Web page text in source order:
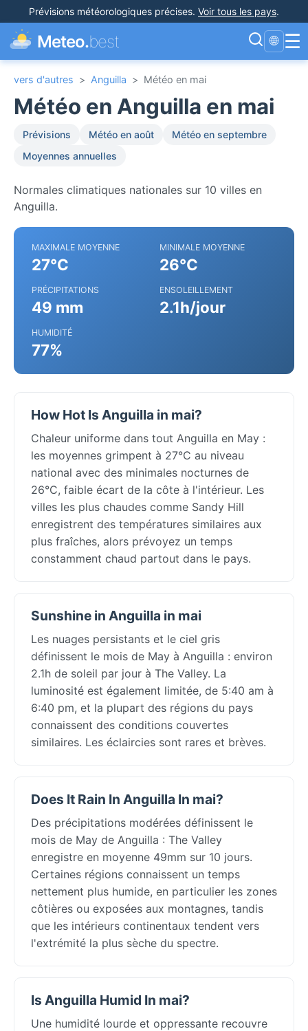
Prévisions météorologiques précises. Voir tous les pays.
Meteo.best 🌐 ☰
vers d'autres > Anguilla > Météo en mai
Météo en Anguilla en mai
Prévisions Météo en août
Météo en septembre
Moyennes annuelles
Normales climatiques nationales sur 10 villes en
Anguilla.
MAXIMALE MOYENNE
27°C
MINIMALE MOYENNE
26°C
PRÉCIPITATIONS
49 mm
ENSOLEILLEMENT
2.1h/jour
HUMIDITÉ
77%
How Hot Is Anguilla in mai?
Chaleur uniforme dans tout Anguilla en May :
les moyennes grimpent à 27°C au niveau
national avec des minimales nocturnes de
26°C, faible écart de la côte à l'intérieur. Les
villes les plus chaudes comme Sandy Hill
enregistrent des températures similaires aux
plus fraîches, alors prévoyez un temps
constamment chaud partout dans le pays.
Sunshine in Anguilla in mai
Les nuages persistants et le ciel gris
définissent le mois de May à Anguilla : environ
2.1h de soleil par jour à The Valley. La
luminosité est également limitée, de 5:40 am à
6:40 pm, et la plupart des régions du pays
connaissent des conditions couvertes
similaires. Les éclaircies sont rares et brèves.
Does It Rain In Anguilla In mai?
Des précipitations modérées définissent le
mois de May de Anguilla : The Valley
enregistre en moyenne 49mm sur 10 jours.
Certaines régions connaissent un temps
nettement plus humide, en particulier les zones
côtières ou exposées aux montagnes, tandis
que les intérieurs continentaux tendent vers
l'extrémité la plus sèche du spectre.
Is Anguilla Humid In mai?
Une humidité lourde et oppressante recouvre